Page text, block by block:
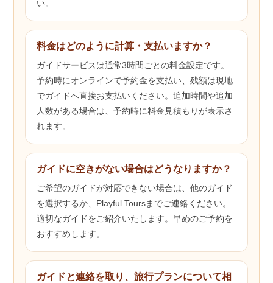
い。
料金はどのように計算・支払いますか？
ガイドサービスは通常3時間ごとの料金設定です。
予約時にオンラインで予約金を支払い、残額は現地
でガイドへ直接お支払いください。追加時間や追加
人数がある場合は、予約時に料金見積もりが表示さ
れます。
ガイドに空きがない場合はどうなりますか？
ご希望のガイドが対応できない場合は、他のガイド
を選択するか、Playful Toursまでご連絡ください。
適切なガイドをご紹介いたします。早めのご予約を
おすすめします。
ガイドと連絡を取り、旅行プランについて相